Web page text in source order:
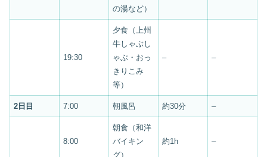
の湯など）
19:30
夕食（上州
牛しゃぶし
ゃぶ・おっ
きりこみ
等）
– –
2日目 7:00 朝風呂 約30分 –
8:00
朝食（和洋
バイキン
グ）
約1h –